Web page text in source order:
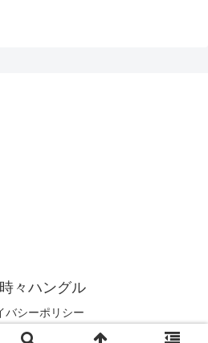
々ハングル
バシーポリシー
れ時々ハングル.